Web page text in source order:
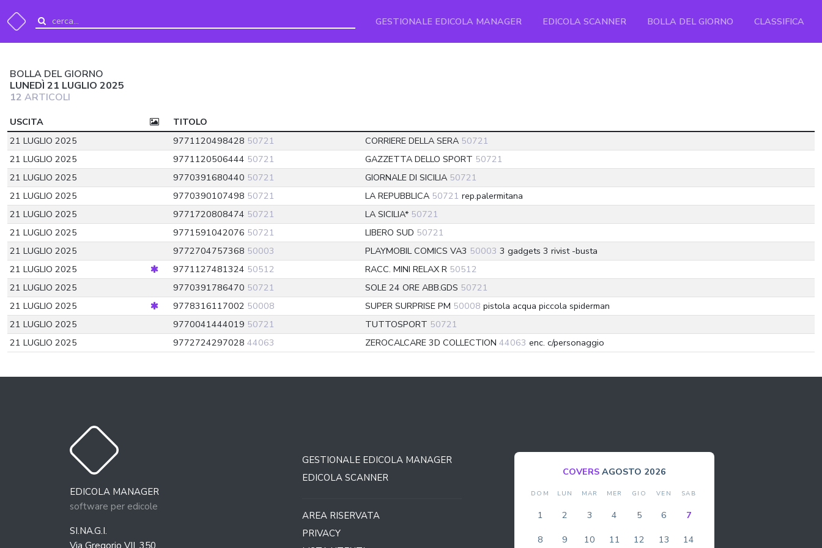
GESTIONALE EDICOLA MANAGER EDICOLA SCANNER BOLLA DEL GIORNO CLASSIFICA
BOLLA DEL GIORNO
LUNEDÌ 21 LUGLIO 2025
12 ARTICOLI
USCITA
TITOLO
21 LUGLIO 2025
9771120498428 50721 CORRIERE DELLA SERA 50721
21 LUGLIO 2025
9771120506444 50721 GAZZETTA DELLO SPORT 50721
21 LUGLIO 2025
9770391680440 50721 GIORNALE DI SICILIA 50721
21 LUGLIO 2025
9770390107498 50721 LA REPUBBLICA 50721 rep.palermitana
21 LUGLIO 2025
9771720808474 50721 LA SICILIA* 50721
21 LUGLIO 2025
9771591042076 50721 LIBERO SUD 50721
21 LUGLIO 2025
9772704757368 50003 PLAYMOBIL COMICS VA3 50003 3 gadgets 3 rivist -busta
21 LUGLIO 2025
9771127481324 50512 RACC. MINI RELAX R 50512
21 LUGLIO 2025
9770391786470 50721 SOLE 24 ORE ABB.GDS 50721
21 LUGLIO 2025
9778316117002 50008 SUPER SURPRISE PM 50008 pistola acqua piccola spiderman
21 LUGLIO 2025
9770041444019 50721 TUTTOSPORT 50721
21 LUGLIO 2025
9772724297028 44063 ZEROCALCARE 3D COLLECTION 44063 enc. c/personaggio
EDICOLA MANAGER
software per edicole
SI.NA.G.I.
Via Gregorio VII, 350
GESTIONALE EDICOLA MANAGER
EDICOLA SCANNER
AREA RISERVATA
PRIVACY
AGOSTO 2026
MER GIO VEN SAB
6
12 13 14
BOLLA AGOSTO 2026
3 4 5
10 11
COVERS AGOSTO 2026
DOM LUN MAR MER GIO VEN SAB
1 2 3 4 5 6 7
8 9 10 11 12 13 14